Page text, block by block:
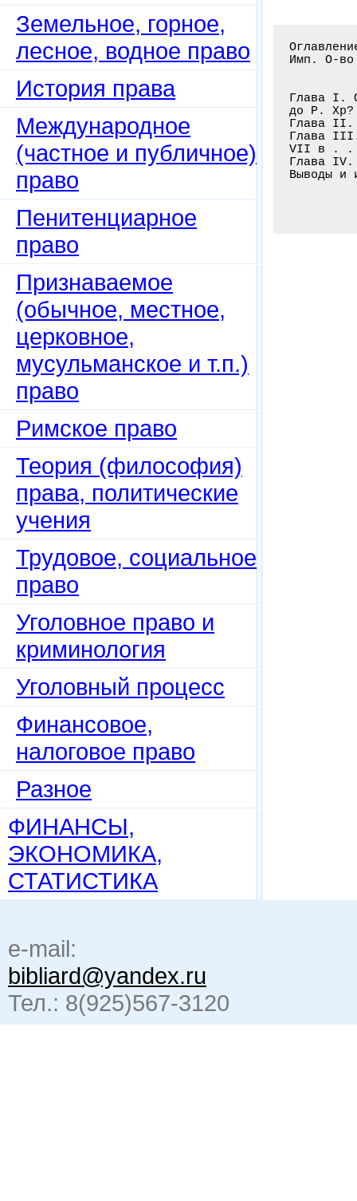
Земельное, горное,
лесное, водное право
История права
Международное
(частное и публичное)
право
Пенитенциарное
право
Признаваемое
(обычное, местное,
церковное,
мусульманское и т.п.)
право
Римское право
Теория (философия)
права, политические
учения
Трудовое, социальное
право
Уголовное право и
криминология
Уголовный процесс
Финансовое,
налоговое право
Разное
ФИНАНСЫ,
ЭКОНОМИКА,
СТАТИСТИКА
Имп. О-
Глава I.
до Р.
Глава
Глава III.
VII в .
Глава IV.
e-mail:
bibliard@yandex.ru
Тел.: 8(925)567-3120